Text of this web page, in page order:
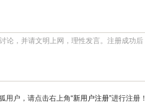
用户，请点击右上角“新用户注册”进行注册！